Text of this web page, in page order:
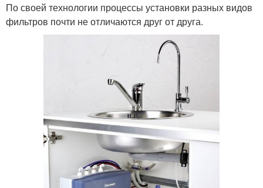
По своей технологии процессы установки разных видов
фильтров почти не отличаются друг от друга.